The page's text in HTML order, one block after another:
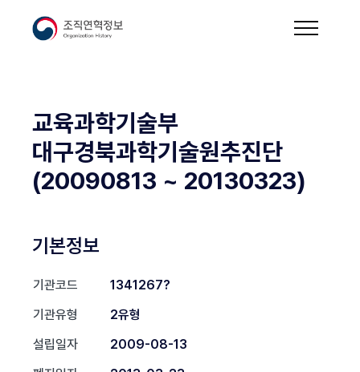
교육과학기술부
대구경북과학기술원추진단
(20090813 ~ 20130323)
기본정보
기관코드
1341267?
기관유형
2유형
설립일자
2009-08-13